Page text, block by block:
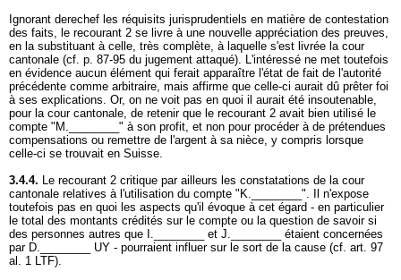
Ignorant derechef les réquisits jurisprudentiels en matière de contestation
des faits, le recourant 2 se livre à une nouvelle appréciation des preuves,
en la substituant à celle, très complète, à laquelle s'est livrée la cour
cantonale (cf. p. 87-95 du jugement attaqué). L'intéressé ne met toutefois
en évidence aucun élément qui ferait apparaître l'état de fait de l'autorité
précédente comme arbitraire, mais affirme que celle-ci aurait dû prêter foi
à ses explications. Or, on ne voit pas en quoi il aurait été insoutenable,
pour la cour cantonale, de retenir que le recourant 2 avait bien utilisé le
compte "M.________" à son profit, et non pour procéder à de prétendues
compensations ou remettre de l'argent à sa nièce, y compris lorsque
celle-ci se trouvait en Suisse.
3.4.4. Le recourant 2 critique par ailleurs les constatations de la cour
cantonale relatives à l'utilisation du compte "K.________". Il n'expose
toutefois pas en quoi les aspects qu'il évoque à cet égard - en particulier
le total des montants crédités sur le compte ou la question de savoir si
des personnes autres que I.________ et J.________ étaient concernées
par D.________ UY - pourraient influer sur le sort de la cause (cf. art. 97
al. 1 LTF).